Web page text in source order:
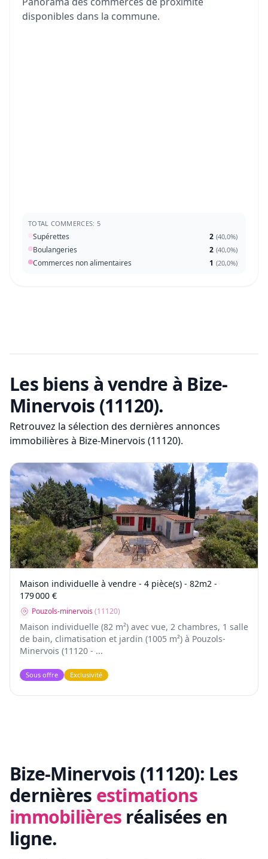
disponibles dans la commune.
TOTAL COMMERCES: 5
Supérettes 2 (40,0%)
Boulangeries 2 (40,0%)
Commerces non alimentaires 1 (20,0%)
Les biens à vendre à Bize-
Minervois (11120).
Retrouvez la sélection des dernières annonces
immobilières à Bize-Minervois (11120).
Maison individuelle à vendre - 4 pièce(s) - 82m2 -
179 000 €
Pouzols-minervois (11120)
Maison individuelle (82 m²) avec vue, 2 chambres, 1 salle
de bain, climatisation et jardin (1005 m²) à Pouzols-
Minervois (11120 - ...
Sous offre Exclusivité
Bize-Minervois (11120): Les
dernières estimations
immobilières réalisées en
ligne.